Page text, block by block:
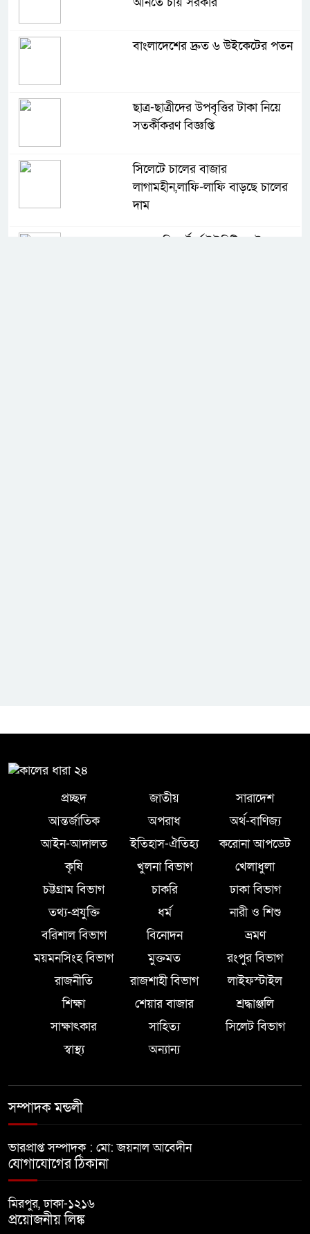
বাংলাদেশের দ্রুত ৬ উইকেটের পতন
ছাত্র-ছাত্রীদের উপবৃত্তির টাকা নিয়ে
সতর্কীকরণ বিজ্ঞপ্তি
সিলেটে চালের বাজার
লাগামহীন,লাফি-লাফি বাড়ছে চালের
দাম
মাগুরা রিপোর্টার্স ইউনিটির দুই বছর
প্রচ্ছদ জাতীয়
সারাদেশ
আন্তর্জাতিক
অপরাধ
অর্থ-বাণিজ্য
আইন-আদালত
ইতিহাস-ঐতিহ্য
করোনা আপডেট
কৃষি
খুলনা বিভাগ
খেলাধুলা
চট্টগ্রাম বিভাগ
চাকরি
ঢাকা বিভাগ
তথ্য-প্রযুক্তি
ধর্ম
নারী ও শিশু
বরিশাল বিভাগ
বিনোদন
ভ্রমণ
ময়মনসিংহ বিভাগ
মুক্তমত
রংপুর বিভাগ
রাজনীতি
রাজশাহী বিভাগ
লাইফস্টাইল
শিক্ষা
শেয়ার বাজার
শ্রদ্ধাঞ্জলি
সাক্ষাৎকার
সাহিত্য
সিলেট বিভাগ
স্বাস্থ্য
অন্যান্য
সম্পাদক মন্ডলী
ভারপ্রাপ্ত সম্পাদক : মো: জয়নাল আবেদীন
যোগাযোগের ঠিকানা
মিরপুর, ঢাকা-১২১৬
প্রয়োজনীয় লিঙ্ক